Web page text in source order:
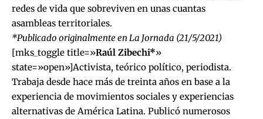
redes de vida que sobreviven en unas cuantas
asambleas territoriales.
*Publicado originalmente en La Jornada (21/5/2021)
[mks_toggle title=»Raúl Zibechi*»
state=»open»]Activista, teórico político, periodista.
Trabaja desde hace más de treinta años en base a la
experiencia de movimientos sociales y experiencias
alternativas de América Latina. Publicó numerosos